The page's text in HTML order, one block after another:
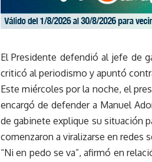
El Presidente defendió al jefe de
criticó al periodismo y apuntó
Este miércoles por la noche, el
encargó de defender a Manuel
de gabinete explique su situación
comenzaron a viralizarse en redes
“Ni en pedo se va”, afirmó en